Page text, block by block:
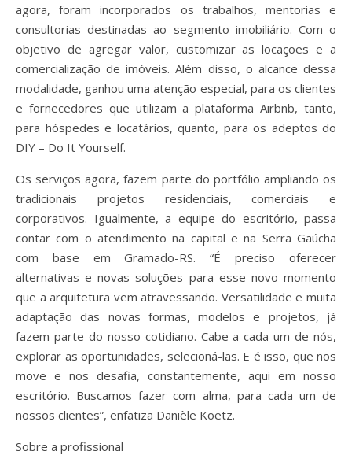
agora, foram incorporados os trabalhos, mentorias e
consultorias destinadas ao segmento imobiliário. Com o
objetivo de agregar valor, customizar as locações e a
comercialização de imóveis. Além disso, o alcance dessa
modalidade, ganhou uma atenção especial, para os clientes
e fornecedores que utilizam a plataforma Airbnb, tanto,
para hóspedes e locatários, quanto, para os adeptos do
DIY – Do It Yourself.
Os serviços agora, fazem parte do portfólio ampliando os
tradicionais projetos residenciais, comerciais e
corporativos. Igualmente, a equipe do escritório, passa
contar com o atendimento na capital e na Serra Gaúcha
com base em Gramado-RS. “É preciso oferecer
alternativas e novas soluções para esse novo momento
que a arquitetura vem atravessando. Versatilidade e muita
adaptação das novas formas, modelos e projetos, já
fazem parte do nosso cotidiano. Cabe a cada um de nós,
explorar as oportunidades, selecioná-las. E é isso, que nos
move e nos desafia, constantemente, aqui em nosso
escritório. Buscamos fazer com alma, para cada um de
nossos clientes”, enfatiza Danièle Koetz.
Sobre a profissional